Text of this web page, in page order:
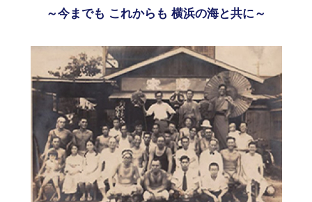
～今までも これからも 横浜の海と共に～